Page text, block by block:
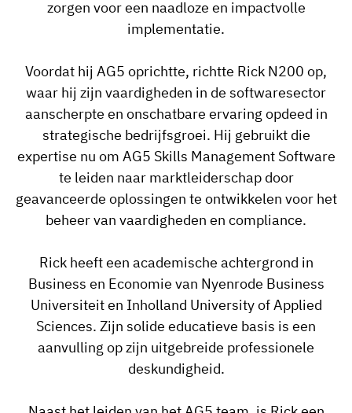
Skill gap-analyse
Effectiviteit van trainingen
Compliance-dashboards
Prognoses & trends
Canpack
19 maart 2026
Stop met achtervolgen, begin met
automatiseren
zorgen voor een naadloze en impactvolle
implementatie.
Voordat hij AG5 oprichtte, richtte Rick N200 op,
waar hij zijn vaardigheden in de softwaresector
aanscherpte en onschatbare ervaring opdeed in
strategische bedrijfsgroei. Hij gebruikt die
expertise nu om AG5 Skills Management Software
te leiden naar marktleiderschap door
geavanceerde oplossingen te ontwikkelen voor het
beheer van vaardigheden en compliance.
Rick heeft een academische achtergrond in
Business en Economie van Nyenrode Business
Universiteit en Inholland University of Applied
Sciences. Zijn solide educatieve basis is een
aanvulling op zijn uitgebreide professionele
deskundigheid.